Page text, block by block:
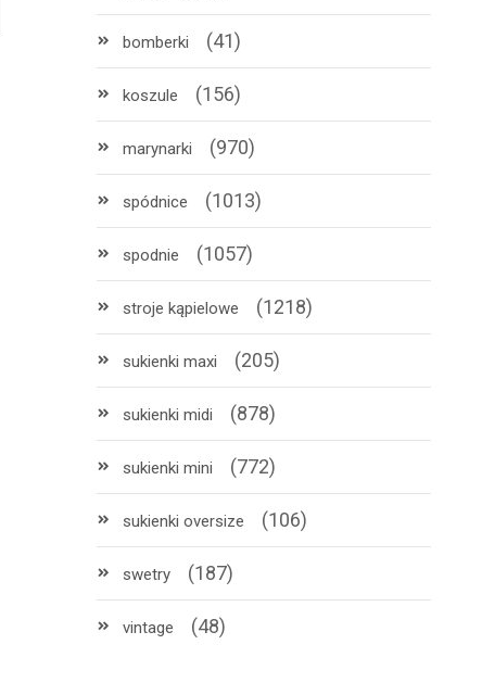
bomberki (41)
koszule (156)
marynarki (970)
spódnice (1013)
spodnie (1057)
stroje kąpielowe (1218)
sukienki maxi (205)
sukienki midi (878)
sukienki mini (772)
sukienki oversize (106)
swetry (187)
vintage (48)